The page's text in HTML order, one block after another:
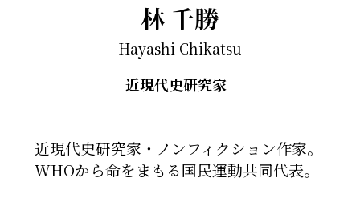
近現代史研究家・ノンフィクション作家。
WHOから命をまもる国民運動共同代表。
林 千勝
Hayashi Chikatsu
近現代史研究家